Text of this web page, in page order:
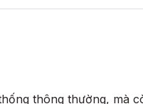
thông thường, mà